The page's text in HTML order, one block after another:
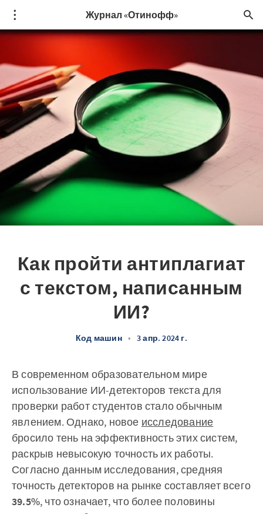
Журнал «Отинофф»
Как пройти антиплагиат
с текстом, написанным
ИИ?
Код машин • 3 апр. 2024 г.
В современном образовательном мире
использование ИИ-детекторов текста для
проверки работ студентов стало обычным
явлением. Однако, новое исследование
бросило тень на эффективность этих систем,
раскрыв невысокую точность их работы.
Согласно данным исследования, средняя
точность детекторов на рынке составляет всего
39.5%, что означает, что более половины